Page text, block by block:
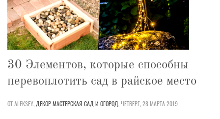
30 Элементов, которые способны
перевоплотить сад в райское место
ОТ ALEKSEY, ДЕКОРМАСТЕРСКАЯ САД И ОГОРОД,ЧЕТВЕРГ, 28 МАРТА 2019